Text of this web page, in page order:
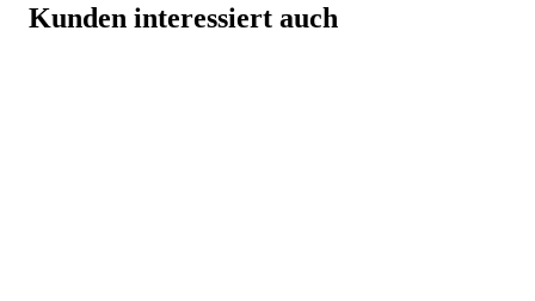
Kunden interessiert auch